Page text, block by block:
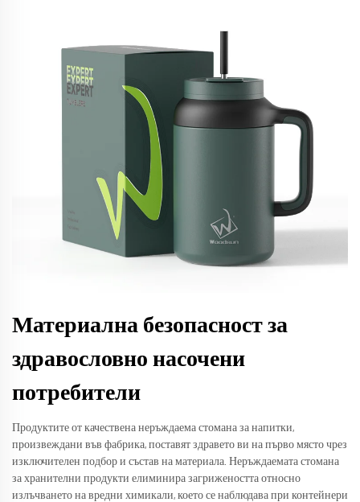
Материална безопасност за
здравословно насочени
потребители
Продуктите от качествена неръждаема стомана за напитки,
произвеждани във фабрика, поставят здравето ви на първо място чрез
изключителен подбор и състав на материала. Неръждаемата стомана
за хранителни продукти елиминира загрижеността относно
излъчването на вредни химикали, което се наблюдава при контейнери